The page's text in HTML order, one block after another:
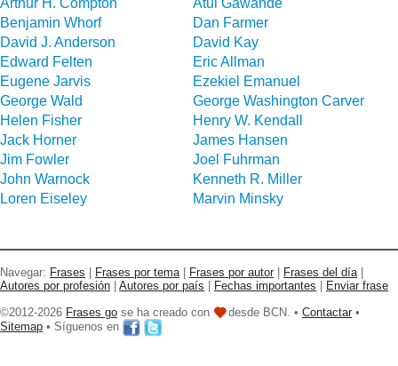
Arthur H. Compton
Atul Gawande
Benjamin Whorf
Dan Farmer
David J. Anderson
David Kay
Edward Felten
Eric Allman
Eugene Jarvis
Ezekiel Emanuel
George Wald
George Washington Carver
Helen Fisher
Henry W. Kendall
Jack Horner
James Hansen
Jim Fowler
Joel Fuhrman
John Warnock
Kenneth R. Miller
Loren Eiseley
Marvin Minsky
Navegar: Frases Frases por tema| Frases por autor Frases del día|
Autores por profesión
Autores por país Fechas importantes
Enviar frase
©2012-2026 Frases go se ha creado con desde BCN. • Contactar •
Sitemap • Síguenos en